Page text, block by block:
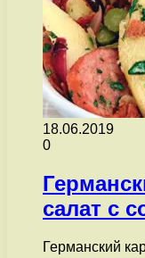
18.06.2019
0
салат с
Германский